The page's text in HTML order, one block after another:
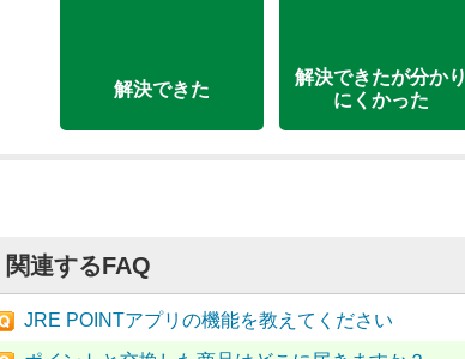
解決できた
解決できたが分かり
にくかった
関連するFAQ
JRE POINTアプリの機能を教えてください